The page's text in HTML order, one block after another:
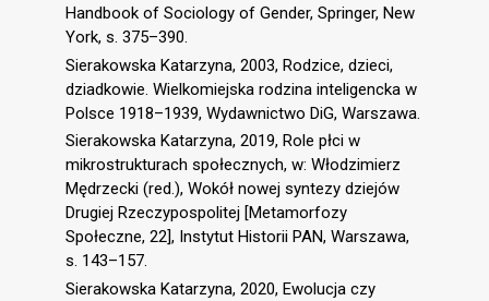
Handbook of Sociology of Gender, Springer, New
York, s. 375–390.
Sierakowska Katarzyna, 2003, Rodzice, dzieci,
dziadkowie. Wielkomiejska rodzina inteligencka w
Polsce 1918–1939, Wydawnictwo DiG, Warszawa.
Sierakowska Katarzyna, 2019, Role płci w
mikrostrukturach społecznych, w: Włodzimierz
Mędrzecki (red.), Wokół nowej syntezy dziejów
Drugiej Rzeczypospolitej [Metamorfozy
Społeczne, 22], Instytut Historii PAN, Warszawa,
s. 143–157.
Sierakowska Katarzyna, 2020, Ewolucja czy